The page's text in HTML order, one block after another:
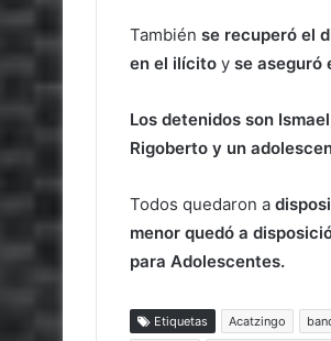
También se recuperó el
en el ilícito y se aseguró
Los detenidos son
Rigoberto y un
Todos quedaron a
menor quedó a
para Adolescentes.
Etiquetas Acatzingo